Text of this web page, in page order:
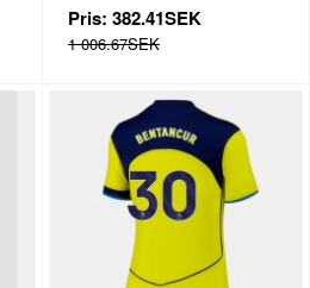
Kortärmad
Pris: 382.41SEK
1 006.67SEK